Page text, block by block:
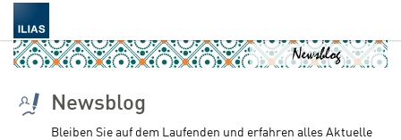
Newsblog
Bleiben Sie auf dem Laufenden und erfahren alles Aktuelle